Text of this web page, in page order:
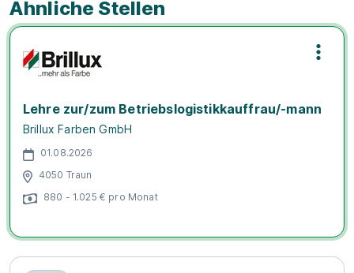
Ähnliche Stellen
Lehre zur/zum Betriebslogistikkauffrau/-mann
Brillux Farben GmbH
01.08.2026
4050 Traun
880 - 1.025 € pro Monat